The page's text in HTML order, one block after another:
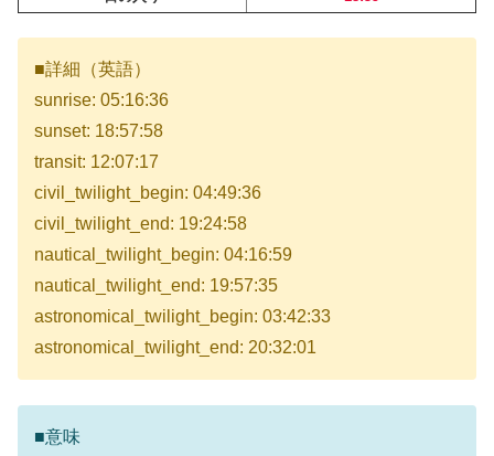
■詳細（英語）
sunrise: 05:16:36
sunset: 18:57:58
transit: 12:07:17
civil_twilight_begin: 04:49:36
civil_twilight_end: 19:24:58
nautical_twilight_begin: 04:16:59
nautical_twilight_end: 19:57:35
astronomical_twilight_begin: 03:42:33
astronomical_twilight_end: 20:32:01
■意味